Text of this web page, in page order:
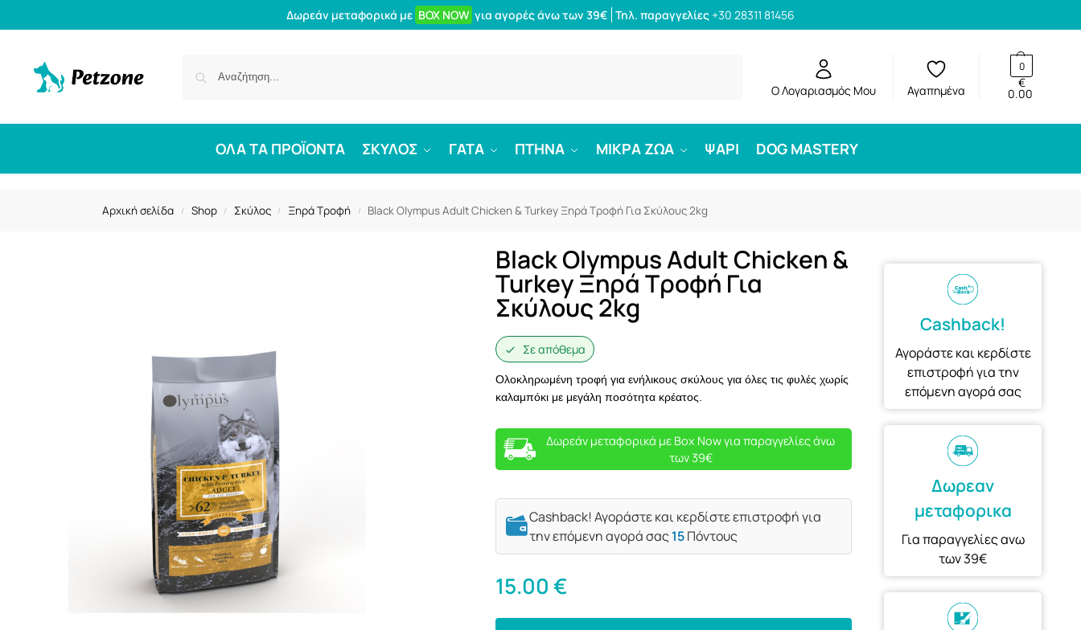
Δωρεάν μεταφορικά με BOX NOW για αγορές άνω των 39€ Τηλ. παραγγελίες +30 28311 81456
Ο Λογαριασμός Μου Αγαπημένα 0.00
€
0
ΟΛΑ ΤΑ ΠΡΟΪΟΝΤΑ ΣΚΥΛΟΣ ΓΑΤΑ ΠΤΗΝΑ ΜΙΚΡΑ ΖΩΑ ΨΑΡΙ DOG MASTERY
Αρχική σελίδα / Shop / Σκύλος / Ξηρά Τροφή / Black Olympus Adult Chicken & Turkey Ξηρά Τροφή Για Σκύλους 2kg
Black Olympus Adult Chicken &
Turkey Ξηρά Τροφή Για
Σκύλους 2kg
Σε απόθεμα
Ολοκληρωμένη τροφή για ενήλικους σκύλους για όλες τις φυλές χωρίς
καλαμπόκι με μεγάλη ποσότητα κρέατος.
Δωρεάν μεταφορικά με Box Now για παραγγελίες άνω
των 39€
Cashback! Αγοράστε και κερδίστε επιστροφή για
την επόμενη αγορά σας15Πόντους
15.00€
Cashback!
Αγοράστε και κερδίστε
επιστροφή για την
επόμενη αγορά σας
Δωρεαν
μεταφορικα
Για παραγγελίες ανω
των 39€